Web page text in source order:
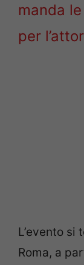
manda
per
L’evento si
Roma, a